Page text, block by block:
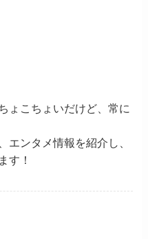
ょこちょいだけど、常に
エンタメ情報を紹介し、
す！